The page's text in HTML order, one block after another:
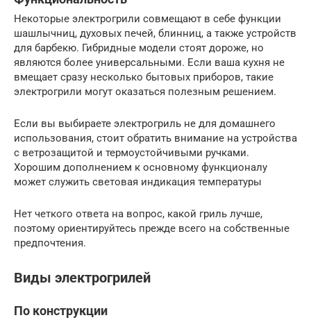
Некоторые электрогрили совмещают в себе функции
шашлычниц, духовых печей, блинниц, а также устройств
для барбекю. Гибридные модели стоят дороже, но
являются более универсальными. Если ваша кухня не
вмещает сразу несколько бытовых приборов, такие
электрогрили могут оказаться полезным решением.
Если вы выбираете электрогриль не для домашнего
использования, стоит обратить внимание на устройства
с ветрозащитой и термоустойчивыми ручками.
Хорошим дополнением к основному функционалу
может служить световая индикация температуры
Нет четкого ответа на вопрос, какой гриль лучше,
поэтому ориентируйтесь прежде всего на собственные
предпочтения.
Виды электрогрилей
По конструкции